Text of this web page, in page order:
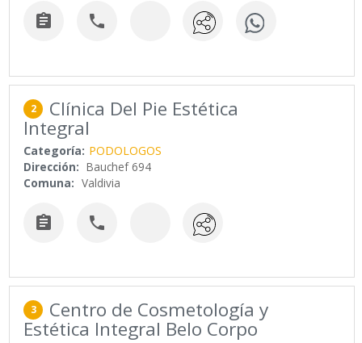
 
2 Clínica Del Pie Estética
Integral
Categoría: PODOLOGOS
Dirección: Bauchef 694
Comuna: Valdivia
 
3 Centro de Cosmetología y
Estética Integral Belo Corpo